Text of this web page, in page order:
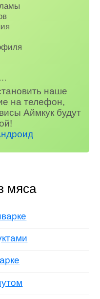
наше
на телефон,
Аймкук будут
мяса